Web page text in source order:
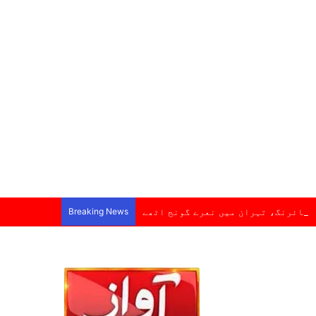
Breaking News فائرنگ، تہران میں نعرے گونج اٹھے